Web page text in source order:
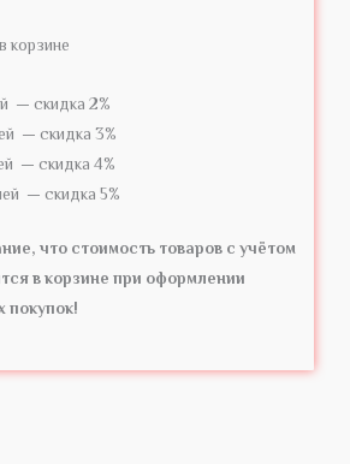
корзине
— скидка 2%
— скидка 3%
— скидка 4%
— скидка 5%
что стоимость товаров с учётом
в корзине при оформлении
покупок!